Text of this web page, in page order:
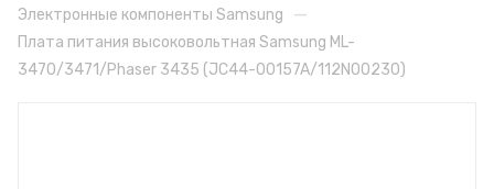
Электронные компоненты Samsung —
Плата питания высоковольтная Samsung ML-
3470/3471/Phaser 3435 (JC44-00157A/112N00230)